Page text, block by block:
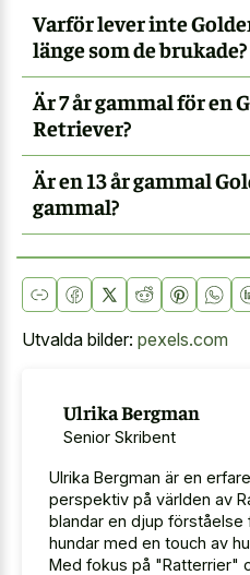
Varför lever inte
länge som de brukade?
Är 7 år gammal för en
Retriever?
Är en 13 år gammal
gammal?
Utvalda bilder: pexels.com
Ulrika Bergman
Senior Skribent
Ulrika Bergman är en
perspektiv på världen av
blandar en djup förståelse
hundar med en touch av
Med fokus på "Ratterrier"